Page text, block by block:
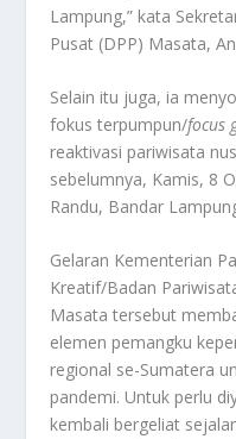
Lampung,” kata
Pusat (DPP) Masata,
Selain itu juga, ia
fokus terpumpun/focus
reaktivasi pariwisata
sebelumnya, Kamis, 8
Randu, Bandar
Gelaran Kementerian
Kreatif/Badan
Masata tersebut
elemen pemangku
regional se-Sumatera
pandemi. Untuk perlu
kembali bergeliat